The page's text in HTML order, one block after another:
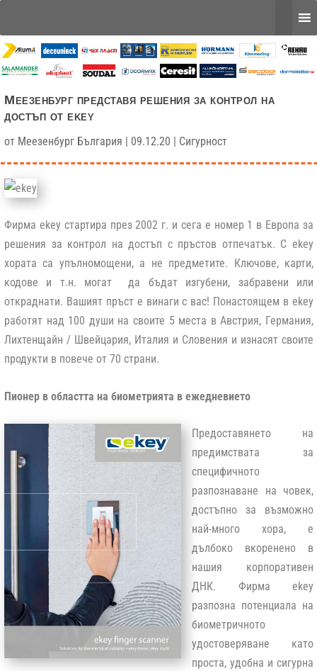
Меезенбург представя решения за контрол на
достъп от еkey
от Меезенбург България | 09.12.20 | Сигурност
Фирма ekey стартира през 2002 г. и сега е номер 1 в Европа за
решения за контрол на достъп с пръстов отпечатък. С ekey
хората са упълномощени, а не предметите. Ключове, карти,
кодове и т.н. могат да бъдат изгубени, забравени или
откраднати. Вашият пръст е винаги с вас! Понастоящем в ekey
работят над 100 души на своите 5 места в Австрия, Германия,
Лихтенщайн / Швейцария, Италия и Словения и изнасят своите
продукти в повече от 70 страни.
Пионер в областта на биометрията в ежедневието
Предоставянето на
предимствата за
специфичното
разпознаване на човек,
достъпно за възможно
най-много хора, е
дълбоко вкоренено в
нашия корпоративен
ДНК. Фирма еkey
разпозна потенциала на
биометричното
удостоверяване като
проста, удобна и сигурна